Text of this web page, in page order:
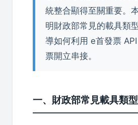
統整合顯得至關重要。
明財政部常見的載具類
導如何利用 e首發票
票開立串接。
一、財政部常見載具類